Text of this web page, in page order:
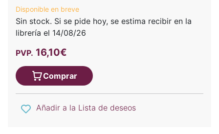
Disponible en breve
Sin stock. Si se pide hoy, se estima recibir en la
librería el 14/08/26
PVP. 16,10€
Comprar
Añadir a la Lista de deseos